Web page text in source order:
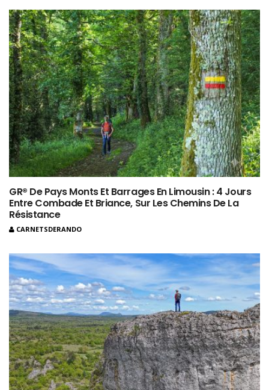
GR® De Pays Monts Et Barrages En Limousin : 4 Jours
Entre Combade Et Briance, Sur Les Chemins De La
Résistance
CARNETSDERANDO